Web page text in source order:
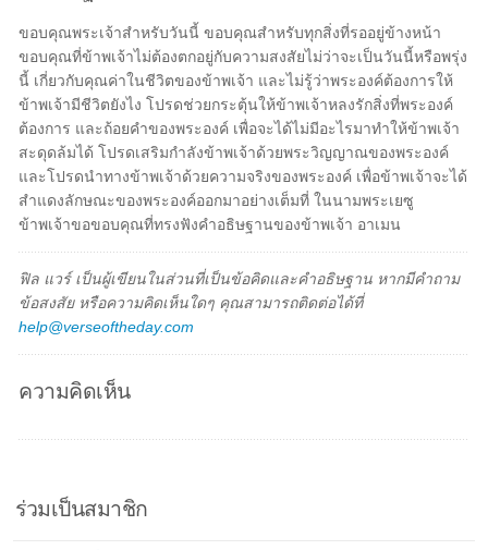
ขอบคุณพระเจ้าสำหรับวันนี้ ขอบคุณสำหรับทุกสิ่งที่รออยู่ข้างหน้า
ขอบคุณที่ข้าพเจ้าไม่ต้องตกอยู่กับความสงสัยไม่ว่าจะเป็นวันนี้หรือพรุ่ง
นี้ เกี่ยวกับคุณค่าในชีวิตของข้าพเจ้า และไม่รู้ว่าพระองค์ต้องการให้
ข้าพเจ้ามีชีวิตยังไง โปรดช่วยกระตุ้นให้ข้าพเจ้าหลงรักสิ่งที่พระองค์
ต้องการ และถ้อยคำของพระองค์ เพื่อจะได้ไม่มีอะไรมาทำให้ข้าพเจ้า
สะดุดล้มได้ โปรดเสริมกำลังข้าพเจ้าด้วยพระวิญญาณของพระองค์
และโปรดนำทางข้าพเจ้าด้วยความจริงของพระองค์ เพื่อข้าพเจ้าจะได้
สำแดงลักษณะของพระองค์ออกมาอย่างเต็มที่ ในนามพระเยซู
ข้าพเจ้าขอขอบคุณที่ทรงฟังคำอธิษฐานของข้าพเจ้า อาเมน
ฟิล แวร์ เป็นผู้เขียนในส่วนที่เป็นข้อคิดและคำอธิษฐาน หากมีคำถาม
ข้อสงสัย หรือความคิดเห็นใดๆ คุณสามารถติดต่อได้ที่
help@verseoftheday.com
ความคิดเห็น
ร่วมเป็นสมาชิก